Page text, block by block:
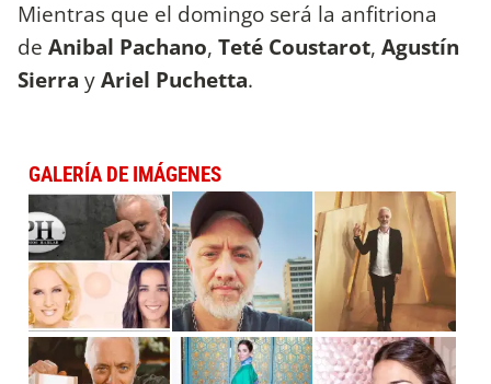
Mientras que el domingo será la anfitriona
de Anibal Pachano, Teté Coustarot, Agustín
Sierra yAriel Puchetta.
GALERÍA DE IMÁGENES